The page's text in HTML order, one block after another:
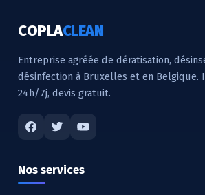
COPLACLEAN
Entreprise agréée de dératisation,
désinfection à Bruxelles et en Belgique.
24h/7j, devis gratuit.
Nos services